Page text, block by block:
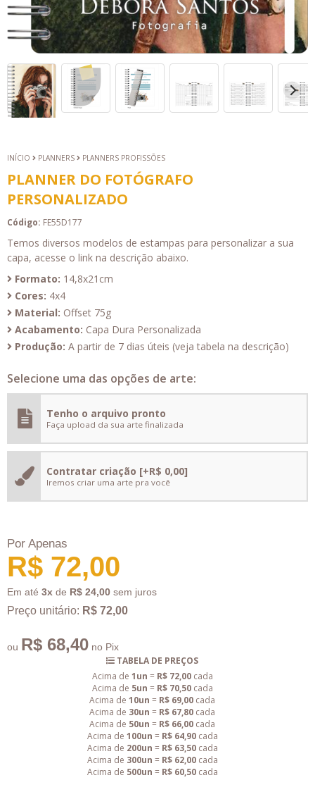
INÍCIO PLANNERS PLANNERS PROFISSÕES
PLANNER DO FOTÓGRAFO
PERSONALIZADO
Código: FE55D177
Temos diversos modelos de estampas para personalizar a sua
capa, acesse o link na descrição abaixo.
Formato: 14,8x21cm
Cores: 4x4
Material: Offset 75g
Acabamento: Capa Dura Personalizada
Produção: A partir de 7 dias úteis (veja tabela na descrição)
Selecione uma das opções de arte:
Tenho o arquivo pronto
Faça upload da sua arte finalizada
Contratar criação [+R$ 0,00]
Iremos criar uma arte pra você
Por Apenas
R$ 72,00
Em até 3x de R$ 24,00 sem juros
Preço unitário: R$ 72,00
ou R$ 68,40 no Pix
TABELA DE PREÇOS
Acima de 1un = R$ 72,00 cada
Acima de 5un = R$ 70,50 cada
Acima de 10un = R$ 69,00 cada
Acima de 30un = R$ 67,80 cada
Acima de 50un = R$ 66,00 cada
Acima de 100un = R$ 64,90 cada
Acima de 200un = R$ 63,50 cada
Acima de 300un = R$ 62,00 cada
Acima de 500un = R$ 60,50 cada